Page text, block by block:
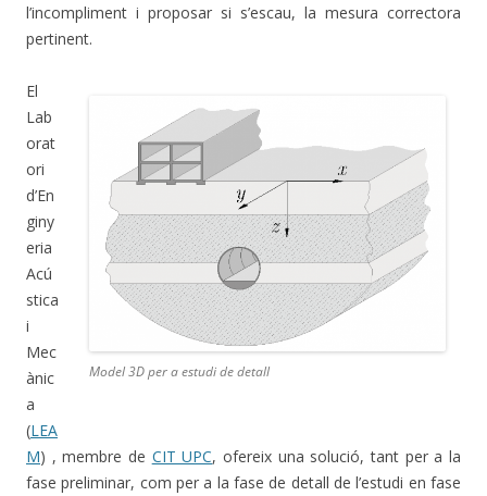
l’incompliment i proposar si s’escau, la mesura correctora
pertinent.
Model 3D per a estudi de detall
El
Lab
orat
ori
d’En
giny
eria
Acú
stica
i
Mec
ànic
a
(LEA
M) , membre de CIT UPC, ofereix una solució, tant per a la
fase preliminar, com per a la fase de detall de l’estudi en fase